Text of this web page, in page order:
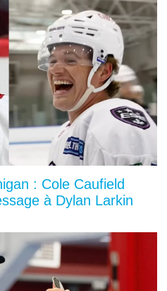
: Cole Caufield
à Dylan Larkin